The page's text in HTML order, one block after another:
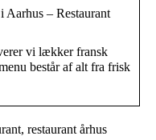
Aarhus – Restaurant
vi lækker fransk
består af alt fra frisk
restaurant århus